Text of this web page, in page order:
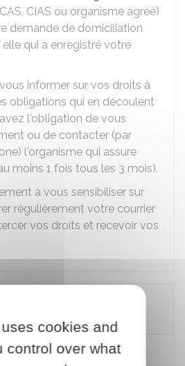
CIAS ou organisme agréé)
demande de domiciliation
elle qui a enregistré votre
informer sur vos droits à
obligations qui en découlent
l'obligation de vous
ou de contacter (par
l'organisme qui assure
moins 1 fois tous les 3 mois).
à vous sensibiliser sur
régulièrement votre courrier
vos droits et recevoir vos
la décision de
est rendue par écrit
cookies and
control over what